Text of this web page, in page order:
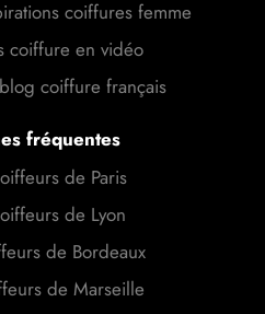
coiffure en vidéo
coiffure français
de Paris
de Lyon
de Bordeaux
de Marseille
de Toulouse